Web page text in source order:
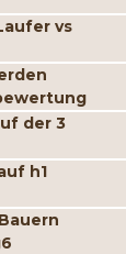
vs
der 3
h1